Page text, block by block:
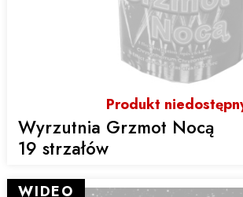
Produkt
Wyrzutnia Grzmot Nocą
19 strzałów
WIDEO